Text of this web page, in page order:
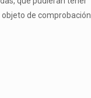
de comprobación